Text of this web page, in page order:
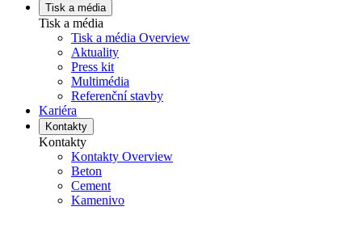
Tisk a média
Tisk a média
Tisk a média Overview
Aktuality
Press kit
Multimédia
Referenční stavby
Kariéra
Kontakty
Kontakty
Kontakty Overview
Beton
Cement
Kamenivo